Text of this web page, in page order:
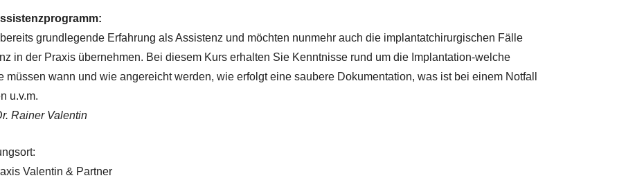
grundlegende Erfahrung als Assistenz und möchten nunmehr auch die implantatchirurgischen Fälle
in der Praxis übernehmen. Bei diesem Kurs erhalten Sie Kenntnisse rund um die Implantation-welche
müssen wann und wie angereicht werden, wie erfolgt eine saubere Dokumentation, was ist bei einem Notfall
u.v.m.
Rainer Valentin
Valentin & Partner